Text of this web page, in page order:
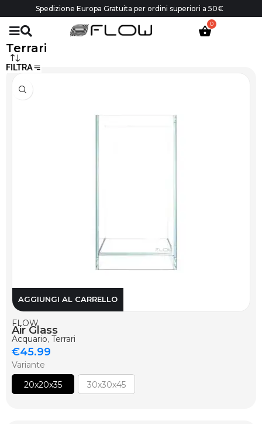
Spedizione Europa Gratuita per ordini superiori a 50€
Terrari
FILTRA
AGGIUNGI AL CARRELLO
FLOW
Air Glass
Acquario, Terrari
€45.99
Variante
20x20x35
30x30x45